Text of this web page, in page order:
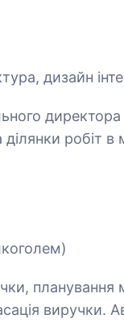
дизайн
директора
ділянки робіт
виручки.